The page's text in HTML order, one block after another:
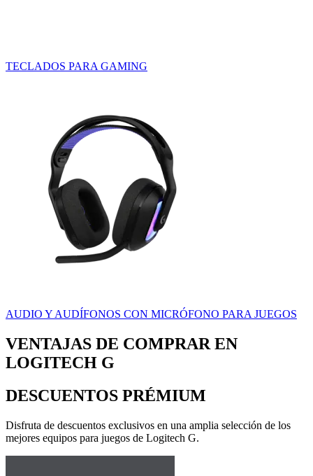
TECLADOS PARA GAMING
AUDIO Y AUDÍFONOS CON MICRÓFONO PARA JUEGOS
VENTAJAS DE COMPRAR EN
LOGITECH G
DESCUENTOS PRÉMIUM
Disfruta de descuentos exclusivos en una amplia selección de los
mejores equipos para juegos de Logitech G.